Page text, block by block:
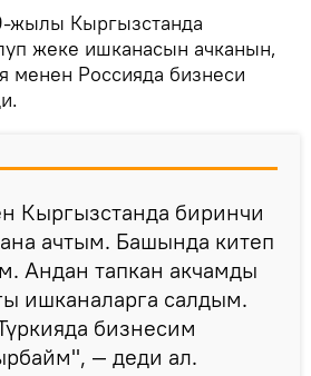
жылы Кыргызстанда
жеке ишканасын ачканын,
менен Россияда бизнеси
Кыргызстанда биринчи
ачтым. Башында китеп
Андан тапкан акчамды
ишканаларга салдым.
бизнесим
— деди ал.